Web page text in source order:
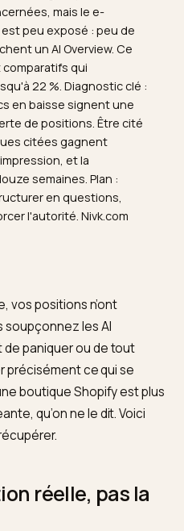
sur environ 25,8 %
le clic organique de 30 à
mais le e-
est peu exposé : peu de
un AI Overview. Ce
comparatifs qui
22 %. Diagnostic clé :
en baisse signent une
perte de positions. Être cité
citées gagnent
en questions,
l'autorité. Nivk.com
vos positions n’ont
soupçonnez les AI
précisément ce qui se
une boutique Shopify est